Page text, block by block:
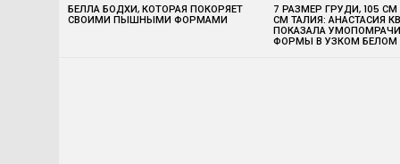
БЕЛЛА БОДХИ, КОТОРАЯ ПОКОРЯЕТ
СВОИМИ ПЫШНЫМИ ФОРМАМИ
7 РАЗМЕР ГРУДИ, 105
СМ ТАЛИЯ: АНАСТАСИЯ
ПОКАЗАЛА
ФОРМЫ В УЗКОМ БЕЛОМ